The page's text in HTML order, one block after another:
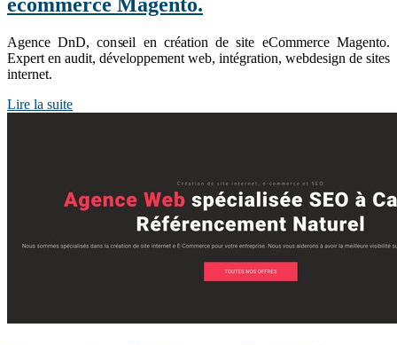
Agence DnD, conseil en création de site eCommerce Magento.
Expert en audit, développement web, intégration, webdesign de sites
internet.
Lire la suite